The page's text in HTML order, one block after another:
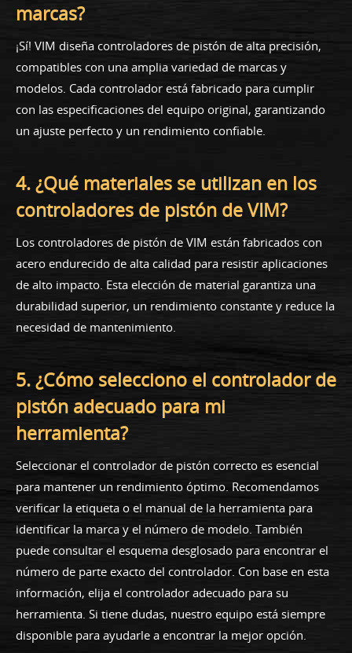
marcas?
¡Sí! VIM diseña controladores de pistón de alta precisión,
compatibles con una amplia variedad de marcas y
modelos. Cada controlador está fabricado para cumplir
con las especificaciones del equipo original, garantizando
un ajuste perfecto y un rendimiento confiable.
4. ¿Qué materiales se utilizan en los
controladores de pistón de VIM?
Los controladores de pistón de VIM están fabricados con
acero endurecido de alta calidad para resistir aplicaciones
de alto impacto. Esta elección de material garantiza una
durabilidad superior, un rendimiento constante y reduce la
necesidad de mantenimiento.
5. ¿Cómo selecciono el controlador de
pistón adecuado para mi
herramienta?
Seleccionar el controlador de pistón correcto es esencial
para mantener un rendimiento óptimo. Recomendamos
verificar la etiqueta o el manual de la herramienta para
identificar la marca y el número de modelo. También
puede consultar el esquema desglosado para encontrar el
número de parte exacto del controlador. Con base en esta
información, elija el controlador adecuado para su
herramienta. Si tiene dudas, nuestro equipo está siempre
disponible para ayudarle a encontrar la mejor opción.